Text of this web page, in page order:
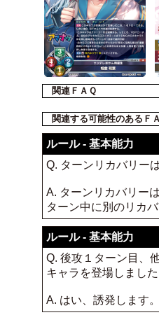
関連ＦＡＱ
関連する可能性のあるＦ
ルール - 基本能力
Q. ターンリカバリー
A. ターンリカバリー
ターン中に別のリカ
ルール - 基本能力
Q. 後攻１ターン目、
キャラを登場しまし
A. はい、誘発します。